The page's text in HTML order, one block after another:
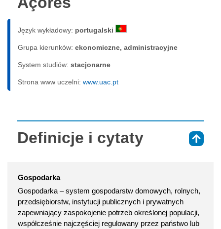
Język wykładowy: portugalski
Grupa kierunków: ekonomiczne, administracyjne
System studiów: sta­cjo­nar­ne
Strona www uczelni: www.uac.pt
Definicje i cytaty
Gospodarka
Gospodarka – system gospodarstw domowych, rolnych,
przedsiębiorstw, instytucji publicznych i prywatnych
zapewniający zaspokojenie potrzeb określonej populacji,
współcześnie najczęściej regulowany przez państwo lub